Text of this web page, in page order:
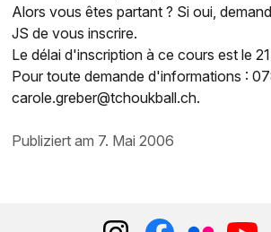
Alors vous êtes partant ? Si oui,
JS de vous inscrire.
Le délai d'inscription à ce cours est le
Pour toute demande d'informations :
carole.greber@tchoukball.ch.
publiziert am 7. Mai 2006